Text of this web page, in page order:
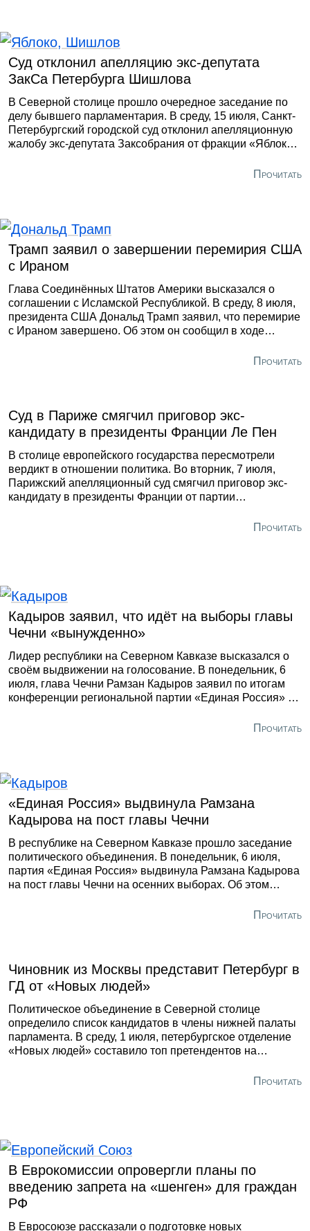
одномандатным. Кроме того, ГИК зарегистрировал
«Единая Россия».
Суд отклонил апелляцию экс-депутата
ЗакСа Петербурга Шишлова
В Северной столице прошло очередное заседание по
делу бывшего парламентария. В среду, 15 июля, Санкт-
Петербургский городской суд отклонил апелляционную
жалобу экс-депутата Заксобрания от фракции «Яблоко»
штрафе в 1,5 тысячи рублей по статье о демонстрации
Прочитать
Трамп заявил о завершении перемирия США
с Ираном
Глава Соединённых Штатов Америки высказался о
соглашении с Исламской Республикой. В среду, 8 июля,
президента США Дональд Трамп заявил, что перемирие
с Ираном завершено. Об этом он сообщил в ходе
Марком Рюгге в Анкаре. По словам американского
трата времени».
Прочитать
Суд в Париже смягчил приговор экс-
кандидату в президенты Франции Ле Пен
В столице европейского государства пересмотрели
вердикт в отношении политика. Во вторник, 7 июля,
Парижский апелляционный суд смягчил приговор экс-
кандидату в президенты Франции от партии
хищении средств Европарламента. Об этом сообщило
Прочитать
Кадыров заявил, что идёт на выборы главы
Чечни «вынужденно»
Лидер республики на Северном Кавказе высказался о
своём выдвижении на голосование. В понедельник, 6
июля, глава Чечни Рамзан Кадыров заявил по итогам
конференции региональной партии «Единая Россия» в
ближайшем сентябре, «вынужденно». Об этом сообщил
Прочитать
«Единая Россия» выдвинула Рамзана
Кадырова на пост главы Чечни
В республике на Северном Кавказе прошло заседание
политического объединения. В понедельник, 6 июля,
партия «Единая Россия» выдвинула Рамзана Кадырова
на пост главы Чечни на осенних выборах. Об этом
агентства, соответствующее решение на заседании в
Прочитать
Чиновник из Москвы представит Петербург в
ГД от «Новых людей»
Политическое объединение в Северной столице
определило список кандидатов в члены нижней палаты
парламента. В среду, 1 июля, петербургское отделение
«Новых людей» составило топ претендентов на
чиновник из Москвы Павел Кортыников, сообщилаПрочитать
В Еврокомиссии опровергли планы по
введению запрета на «шенген» для граждан
РФ
В Евросоюзе рассказали о подготовке новых